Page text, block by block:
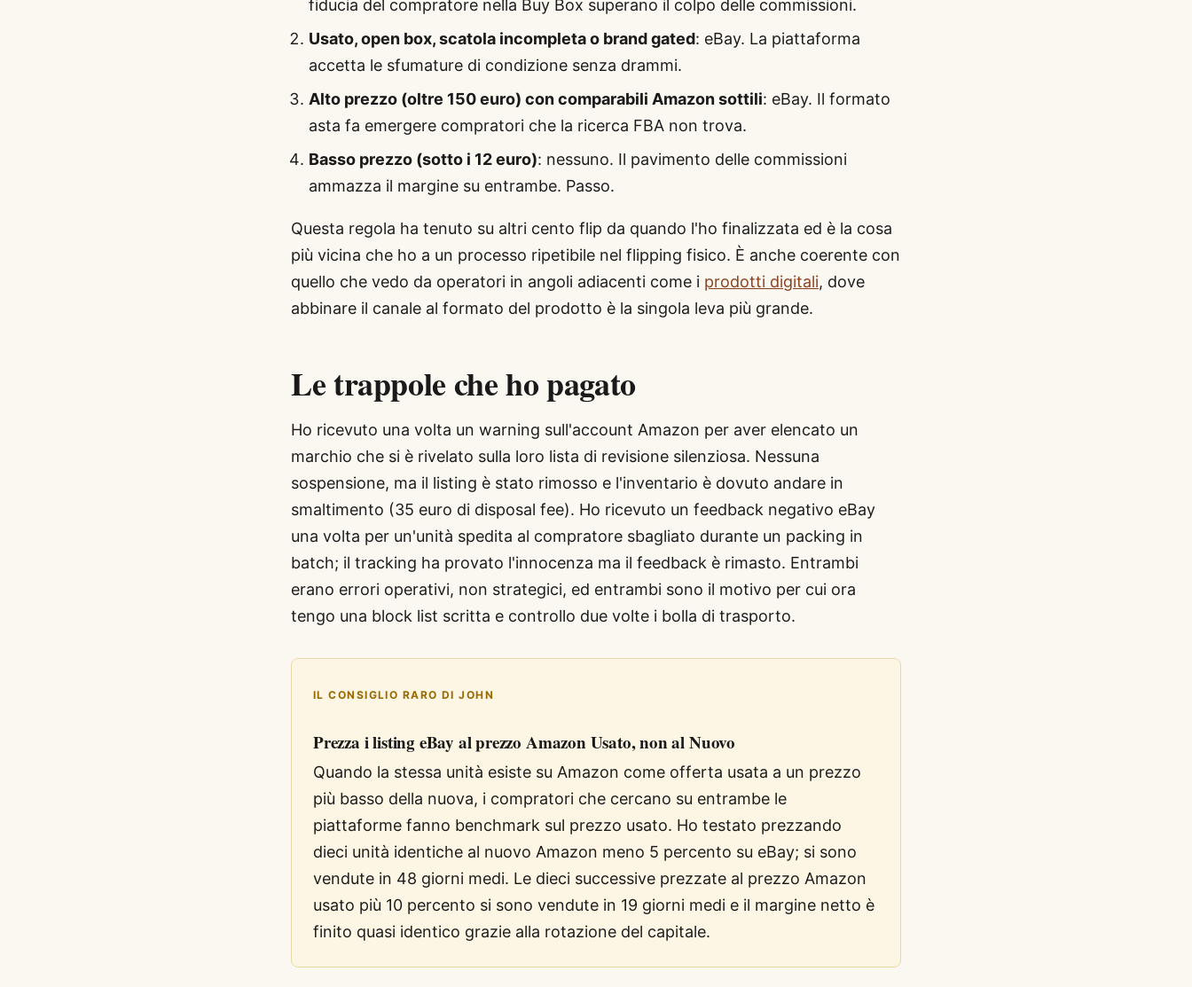
fiducia del compratore nella Buy Box superano il colpo delle commissioni.
Usato, open box, scatola incompleta o brand gated: eBay. La piattaforma
accetta le sfumature di condizione senza drammi.
Alto prezzo (oltre 150 euro) con comparabili Amazon sottili: eBay. Il formato
asta fa emergere compratori che la ricerca FBA non trova.
Basso prezzo (sotto i 12 euro): nessuno. Il pavimento delle commissioni
ammazza il margine su entrambe. Passo.
Questa regola ha tenuto su altri cento flip da quando l'ho finalizzata ed è la cosa
più vicina che ho a un processo ripetibile nel flipping fisico. È anche coerente con
quello che vedo da operatori in angoli adiacenti come i prodotti digitali, dove
abbinare il canale al formato del prodotto è la singola leva più grande.
Le trappole che ho pagato
Ho ricevuto una volta un warning sull'account Amazon per aver elencato un
marchio che si è rivelato sulla loro lista di revisione silenziosa. Nessuna
sospensione, ma il listing è stato rimosso e l'inventario è dovuto andare in
smaltimento (35 euro di disposal fee). Ho ricevuto un feedback negativo eBay
una volta per un'unità spedita al compratore sbagliato durante un packing in
batch; il tracking ha provato l'innocenza ma il feedback è rimasto. Entrambi
erano errori operativi, non strategici, ed entrambi sono il motivo per cui ora
tengo una block list scritta e controllo due volte i bolla di trasporto.
IL CONSIGLIO RARO DI JOHN
Prezza i listing eBay al prezzo Amazon Usato, non al Nuovo
Quando la stessa unità esiste su Amazon come offerta usata a un prezzo
più basso della nuova, i compratori che cercano su entrambe le
piattaforme fanno benchmark sul prezzo usato. Ho testato prezzando
dieci unità identiche al nuovo Amazon meno 5 percento su eBay; si sono
vendute in 48 giorni medi. Le dieci successive prezzate al prezzo Amazon
usato più 10 percento si sono vendute in 19 giorni medi e il margine netto è
finito quasi identico grazie alla rotazione del capitale.